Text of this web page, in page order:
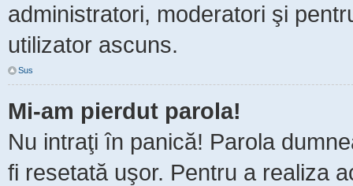
administratori, moderatori şi
utilizator ascuns.
Sus
Mi-am pierdut parola!
Nu intraţi în panică! Parola
fi resetată uşor. Pentru a realiza